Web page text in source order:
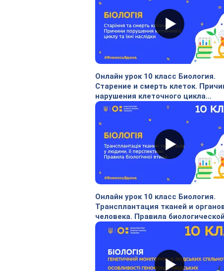
Онлайн урок 10 класс Биология.
Старение и смерть клеток.
нарушения клеточного цикла
(Нед.6:ПТ)
Онлайн урок 10 класс Биология.
Трансплантация тканей и
человека. Правила биологической
этики (Тиж.5: ПТ)